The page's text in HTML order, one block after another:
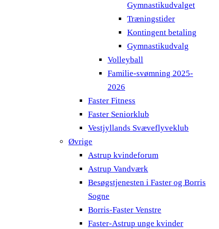
Gymnastikudvalget
Træningstider
Kontingent betaling
Gymnastikudvalg
Volleyball
Familie-svømning 2025-
2026
Faster Fitness
Faster Seniorklub
Vestjyllands Svæveflyveklub
Øvrige
Astrup kvindeforum
Astrup Vandværk
Besøgstjenesten i Faster og Borris
Sogne
Borris-Faster Venstre
Faster-Astrup unge kvinder